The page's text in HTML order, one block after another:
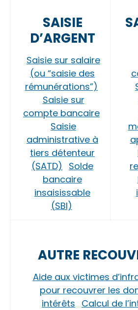
SAISIE
D’ARGENT
Saisie sur salaire
(ou “saisie des
rémunérations”)
Saisie sur
compte bancaire
Saisie
administrative à
tiers détenteur
(SATD)
Solde
bancaire
insaisissable
(SBI)
AUTRE
Aide aux victimes
pour recouvrer les
intérêts Calcul de